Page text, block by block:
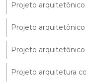
Projeto
Projeto
Projeto
Projeto arquitetura